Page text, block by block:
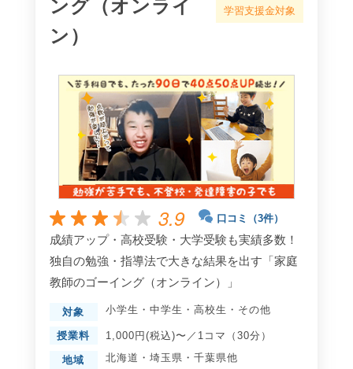
ング（オンライ
ン）
学習支援金対象
3.9 口コミ（3件）
成績アップ・高校受験・大学受験も実績多数！
独自の勉強・指導法で大きな結果を出す「家庭
教師のゴーイング（オンライン）」
対象 小学生 ・ 中学生 ・ 高校生 ・ その他
授業料 1,000円(税込)〜／1コマ（30分）
地域 北海道 ・ 埼玉県 ・ 千葉県他